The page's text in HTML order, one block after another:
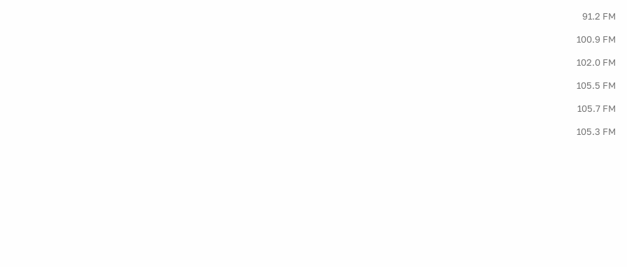
91.2 FM
100.9 FM
102.0 FM
105.5 FM
105.7 FM
105.3 FM